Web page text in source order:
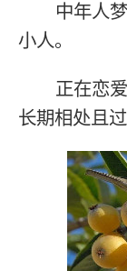
中年人
小人。
正在恋
长期相处且